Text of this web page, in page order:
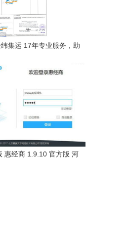
集运 17年专业服务，助
惠经商 1.9.10 官方版 河